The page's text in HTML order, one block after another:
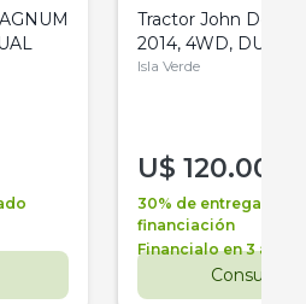
Tractor John Deere
2014, 4WD, DUAL
Isla Verde
U$ 120.000
30% de entrega +
financiación
Financialo en 3 años
Consultar